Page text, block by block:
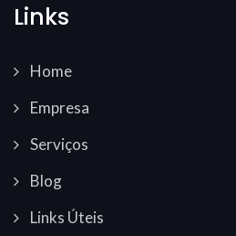
Links
Home
Empresa
Serviços
Blog
Links Úteis